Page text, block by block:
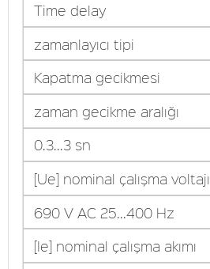
Time delay
zamanlayıcı tipi
Kapatma gecikmesi
zaman gecikme aralığı
0.3...3 sn
[Ue] nominal çalışma voltajı
690 V AC 25...400 Hz
[Ie] nominal çalışma akımı